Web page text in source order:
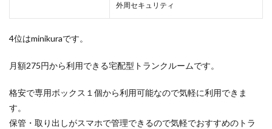
外周セキュリティ
4位はminikuraです。
月額275円から利用できる宅配型トランクルームです。
格安で専用ボックス１個から利用可能なので気軽に利用できま
す。
保管・取り出しがスマホで管理できるので気軽でおすすめのトラ